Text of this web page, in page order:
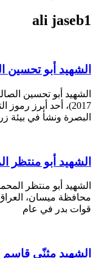
ali jaseb1
الشهيد أبو تحسين
2017)، أحد أبرز
البصرة ونشأ في بيئة
الشهيد أبو منتظر
محافظة ميسان،
قوات بدر في عام
الشهيد مثنّى قاسم